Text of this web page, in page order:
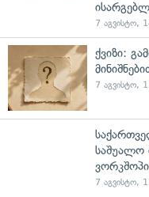
7 აგვისტო,
ქვიზი:
7 აგვისტო,
საშუალო
7 აგვისტო,